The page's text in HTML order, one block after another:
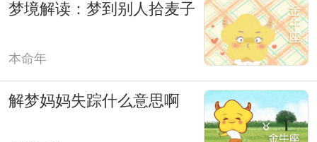
梦境解读：梦到别人拾麦子
本命年
解梦妈妈失踪什么意思啊